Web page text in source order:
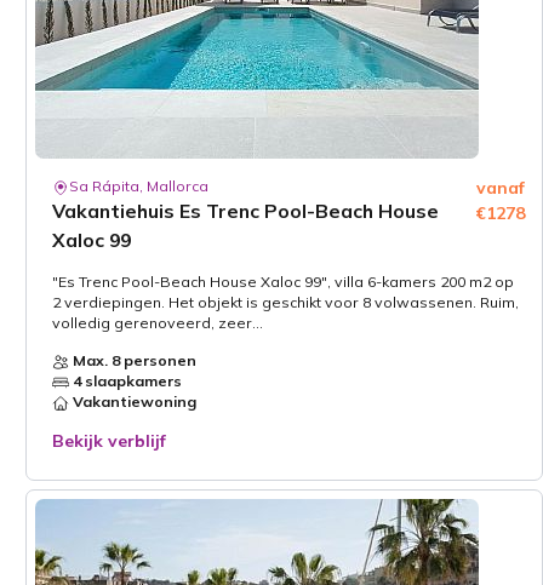
Sa Rápita, Mallorca
Vakantiehuis Es Trenc Pool-Beach House
Xaloc 99
vanaf
€1278
"Es Trenc Pool-Beach House Xaloc 99", villa 6-kamers 200 m2 op
2 verdiepingen. Het objekt is geschikt voor 8 volwassenen. Ruim,
volledig gerenoveerd, zeer...
Max. 8 personen
4 slaapkamers
Vakantiewoning
Bekijk verblijf